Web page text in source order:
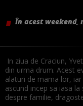
În acest weekend,
In ziua de Craciun,
din urma drum. Acest
alaturi de mama lor, ia
ascund incep sa iasa la
despre familie,